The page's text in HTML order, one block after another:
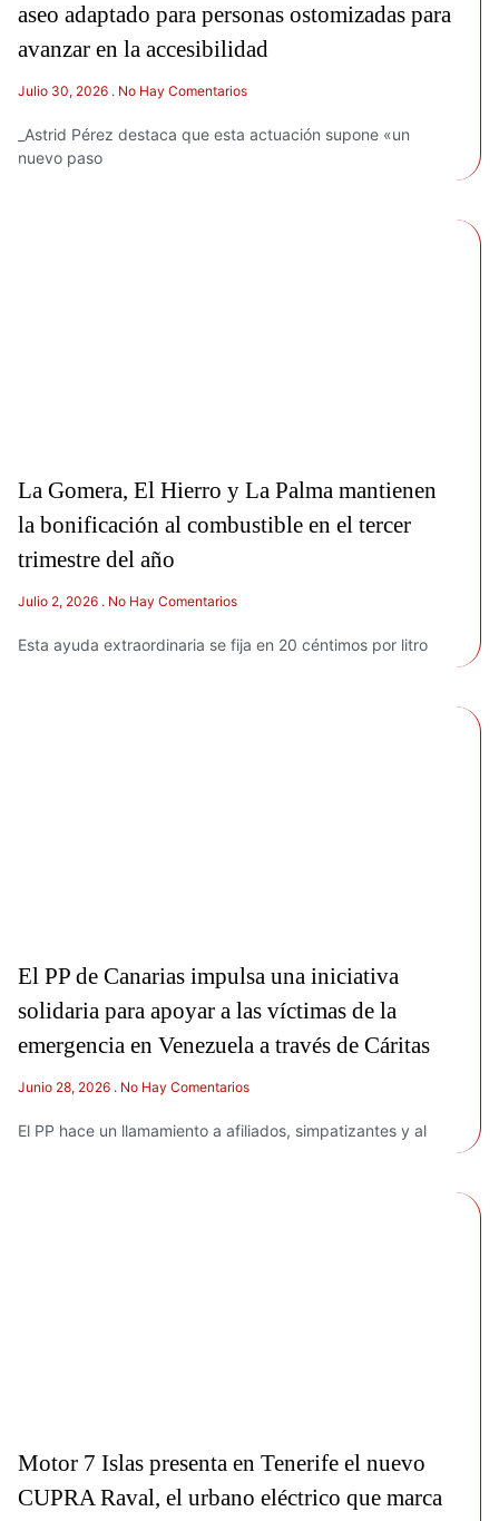
aseo adaptado para personas ostomizadas para
avanzar en la accesibilidad
Julio 30, 2026 No Hay Comentarios
_Astrid Pérez destaca que esta actuación supone «un
nuevo paso
La Gomera, El Hierro y La Palma mantienen
la bonificación al combustible en el tercer
trimestre del año
Julio 2, 2026 No Hay Comentarios
Esta ayuda extraordinaria se fija en 20 céntimos por litro
El PP de Canarias impulsa una iniciativa
solidaria para apoyar a las víctimas de la
emergencia en Venezuela a través de Cáritas
Junio 28, 2026 No Hay Comentarios
El PP hace un llamamiento a afiliados, simpatizantes y al
Motor 7 Islas presenta en Tenerife el nuevo
CUPRA Raval, el urbano eléctrico que marca